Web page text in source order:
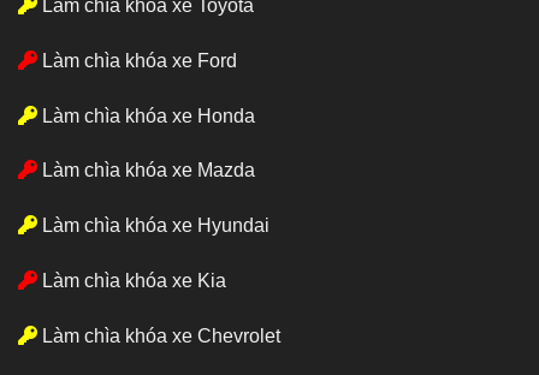
Làm chìa khóa xe Toyota
Làm chìa khóa xe Ford
Làm chìa khóa xe Honda
Làm chìa khóa xe Mazda
Làm chìa khóa xe Hyundai
Làm chìa khóa xe Kia
Làm chìa khóa xe Chevrolet